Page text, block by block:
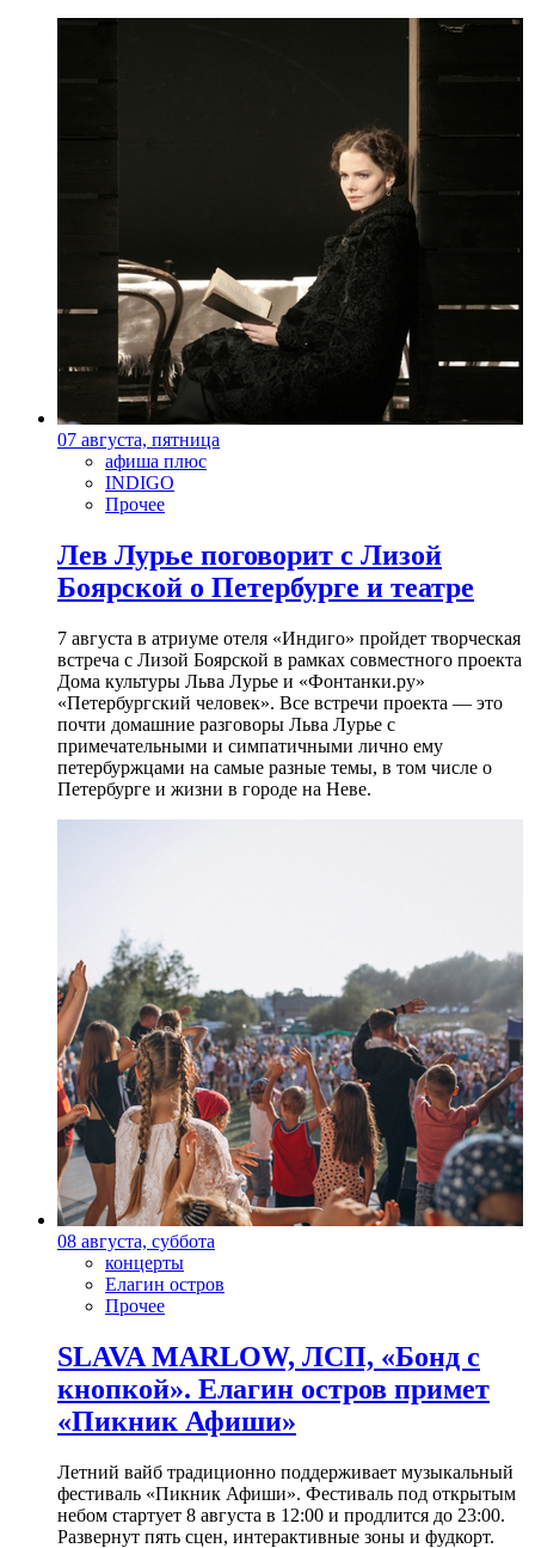
07 августа, пятница
афиша плюс
INDIGO
Прочее
Лев Лурье поговорит с Лизой
Боярской о Петербурге и театре
7 августа в атриуме отеля «Индиго» пройдет творческая
встреча с Лизой Боярской в рамках совместного проекта
Дома культуры Льва Лурье и «Фонтанки.ру»
«Петербургский человек». Все встречи проекта — это
почти домашние разговоры Льва Лурье с
примечательными и симпатичными лично ему
петербуржцами на самые разные темы, в том числе о
Петербурге и жизни в городе на Неве.
08 августа, суббота
концерты
Елагин остров
Прочее
SLAVA MARLOW, ЛСП, «Бонд с
кнопкой». Елагин остров примет
«Пикник Афиши»
Летний вайб традиционно поддерживает музыкальный
фестиваль «Пикник Афиши». Фестиваль под открытым
небом стартует 8 августа в 12:00 и продлится до 23:00.
Развернут пять сцен, интерактивные зоны и фудкорт.